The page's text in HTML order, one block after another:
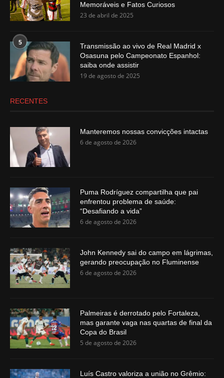
Memoráveis e Fatos Curiosos
23 de abril de 2025
5
Transmissão ao vivo de Real Madrid x
Osasuna pelo Campeonato Espanhol:
saiba onde assistir
19 de agosto de 2025
RECENTES
Manteremos nossas convicções intactas
6 de agosto de 2026
Puma Rodríguez compartilha que pai
enfrentou problema de saúde:
“Desafiando a vida”
6 de agosto de 2026
John Kennedy sai do campo em lágrimas,
gerando preocupação no Fluminense
6 de agosto de 2026
Palmeiras é derrotado pelo Fortaleza,
mas garante vaga nas quartas de final da
Copa do Brasil
5 de agosto de 2026
Luís Castro valoriza a união no Grêmio: